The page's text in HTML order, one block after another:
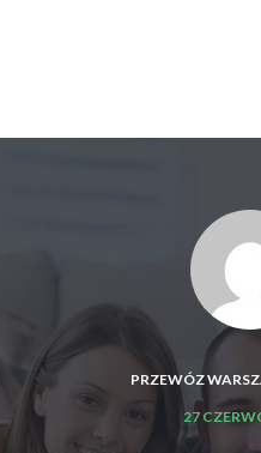
PRZEWÓZ
27
obsługa.
transportu.
100%